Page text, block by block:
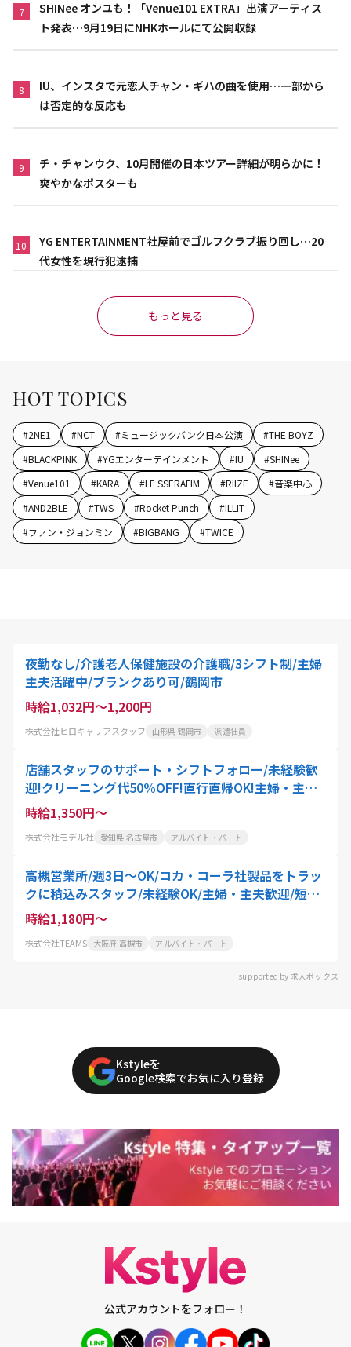
7
SHINee オンユも！「Venue101 EXTRA」出演アーティス
ト発表…9月19日にNHKホールにて公開収録
8
IU、インスタで元恋人チャン・ギハの曲を使用…一部から
は否定的な反応も
9
チ・チャンウク、10月開催の日本ツアー詳細が明らかに！
爽やかなポスターも
10
YG ENTERTAINMENT社屋前でゴルフクラブ振り回し…20
代女性を現行犯逮捕
もっと見る
HOT TOPICS
#2NE1 #NCT #ミュージックバンク日本公演 #THE BOYZ
#BLACKPINK #YGエンターテインメント #IU #SHINee
#Venue101 #KARA #LE SSERAFIM #RIIZE #音楽中心
#AND2BLE #TWS #Rocket Punch #ILLIT
#ファン・ジョンミン #BIGBANG #TWICE
夜勤なし/介護老人保健施設の介護職/3シフト制/主婦
主夫活躍中/ブランクあり可/鶴岡市
時給1,032円～1,200円
株式会社ヒロキャリアスタッフ 山形県 鶴岡市 派遣社員
店舗スタッフのサポート・シフトフォロー/未経験歓
迎!クリーニング代50%OFF!直行直帰OK!主婦・主夫
活躍中!ブランクOK!正社員登用あり
時給1,350円～
株式会社モデル社 愛知県 名古屋市 アルバイト・パート
高槻営業所/週3日～OK/コカ・コーラ社製品をトラッ
クに積込みスタッフ/未経験OK/主婦・主夫歓迎/短時
間
時給1,180円～
株式会社TEAMS 大阪府 高槻市 アルバイト・パート
supported by 求人ボックス
Kstyleを
Google検索でお気に入り登録
公式アカウントをフォロー！